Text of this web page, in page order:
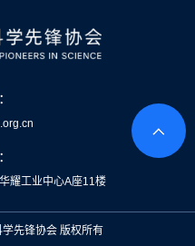
耀工业中心A座11楼
先锋协会 版权所有